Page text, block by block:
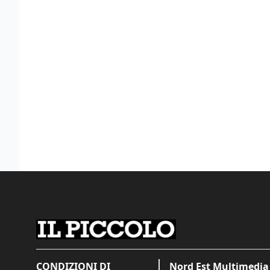
CONDIZIONI DI Nord Est Multimedia